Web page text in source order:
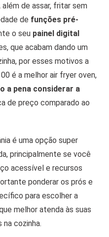
além de assar, fritar sem
de funções pré-
o seu painel digital
que acabam dando um
por esses motivos a
é a melhor air fryer oven,
a pena considerar a
de preço comparado ao
é uma opção super
principalmente se você
acessível e recursos
ponderar os prós e
para escolher a
melhor atenda às suas
cozinha.